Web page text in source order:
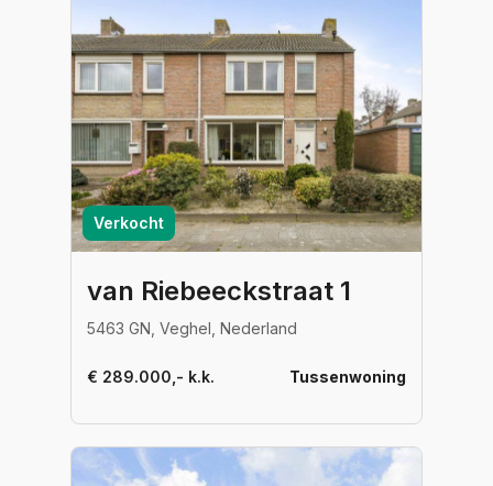
Verkocht
van Riebeeckstraat 1
5463 GN, Veghel, Nederland
€ 289.000,- k.k. Tussenwoning